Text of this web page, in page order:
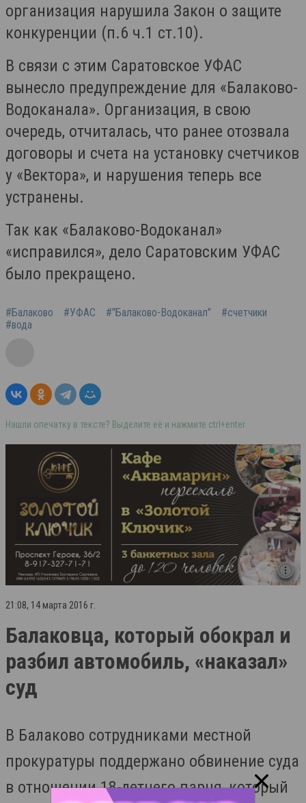
организация нарушила Закон о защите
конкуренции (п.6 ч.1 ст.10).
В связи с этим Саратовское УФАС
вынесло предупреждение для «Балаково-
Водоканала». Организация, в свою
очередь, отчиталась, что ранее отозвала
договоры и счета на установку счетчиков
у «Вектора», и нарушения теперь все
устранены.
Так как «Балаково-Водоканал»
«исправился», дело Саратовским УФАС
было прекращено.
#Балаково #УФАС #"Балаково-Водоканал"
#счетчики
#вода
Нашли опечатку в тексте? Выделите её и нажмите ctrl+enter
21:08, 14 марта 2016 г.
Балаковца, который обокрал и
разбил автомобиль, «наказал»
суд
В Балаково сотрудниками местной
прокуратуры поддержано обвинение суда
в отношении 18-летнего парня, который